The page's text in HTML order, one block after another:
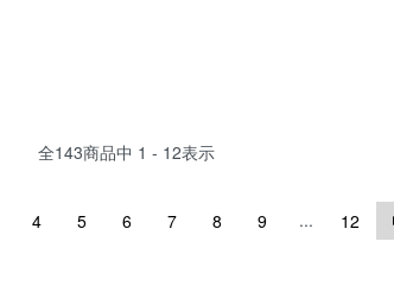
全143商品中 1 - 12表示
4 5 6 7 8 9 ... 12